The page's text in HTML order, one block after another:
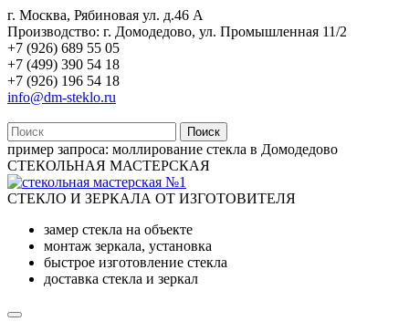
г. Москва, Рябиновая ул. д.46 А
Производство: г. Домодедово, ул. Промышленная 11/2
+7 (926) 689 55 05
+7 (499) 390 54 18
+7 (926) 196 54 18
info@dm-steklo.ru
Поиск
пример запроса: моллирование стекла в Домодедово
СТЕКОЛЬНАЯ МАСТЕРСКАЯ
СТЕКЛО И ЗЕРКАЛА ОТ ИЗГОТОВИТЕЛЯ
замер стекла на объекте
монтаж зеркала, установка
быстрое изготовление стекла
доставка стекла и зеркал